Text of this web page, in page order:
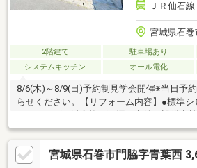
ＪＲ仙石
宮城県石巻
2階建て 駐車場あり
システムキッチン
オール電化
8/6(木)～8/9(日)予約制見学会開催※当日予
らせください。【リフォーム内容】●標準シ
ッチン交換、ユニットバス交換、トイレ交
内装畳表替え●その他設備給湯器交換、火
具交換【おすすめポイント】・シロアリ防
宮城県石巻市門脇字青葉西